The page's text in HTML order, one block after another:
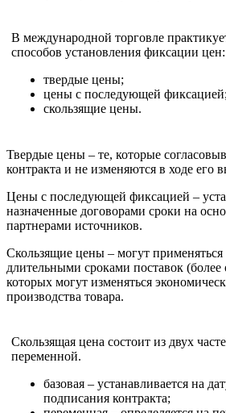
В международной торговле
способов установления фиксации цен:
твердые цены;
цены с последующей фиксацией;
скользящие цены.
Твердые цены – те, которые
контракта и не изменяются в ходе его
Цены с последующей фиксацией –
назначенные договорами сроки на
партнерами источников.
Скользящие цены – могут применяться
длительными сроками поставок (более
которых могут изменяться
производства товара.
Скользящая цена состоит из двух
переменной.
базовая – устанавливается на
подписания контракта;